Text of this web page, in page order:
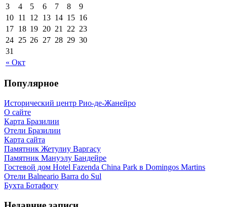
« Окт
3
4 5 6 7 8
9
10 11 12 13 14 15 16
17 18 19 20 21 22 23
24 25 26 27 28 29 30
31
Популярное
Исторический центр Рио-де-Жанейро
О сайте
Карта Бразилии
Отели Бразилии
Карта сайта
Памятник Жетулиу Варгасу
Памятник Мануэлу Бандейре
Гостевой дом Hotel Fazenda China Park в Domingos Martins
Отели Balneario Barra do Sul
Бухта Ботафогу